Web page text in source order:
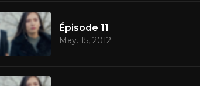
Épisode 11
May. 15, 2012